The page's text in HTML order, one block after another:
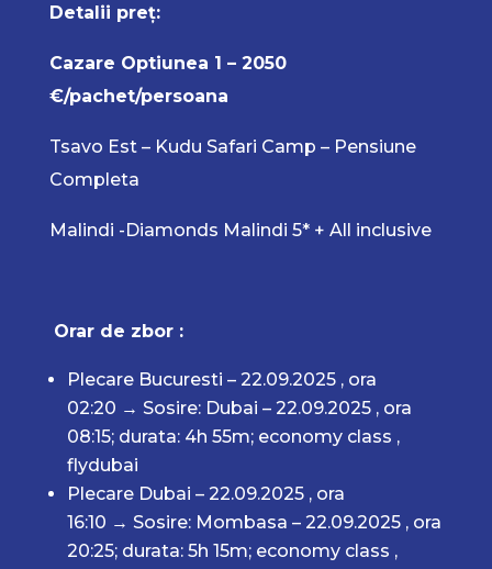
Detalii preț:
Cazare Optiunea 1 – 2050
€/pachet/persoana
Tsavo Est – Kudu Safari Camp – Pensiune
Completa
Malindi -Diamonds Malindi 5* + All inclusive
Orar de zbor :
Plecare Bucuresti – 22.09.2025 , ora
02:20 → Sosire: Dubai – 22.09.2025 , ora
08:15; durata: 4h 55m; economy class ,
flydubai
Plecare Dubai – 22.09.2025 , ora
16:10 → Sosire: Mombasa – 22.09.2025 , ora
20:25; durata: 5h 15m; economy class ,